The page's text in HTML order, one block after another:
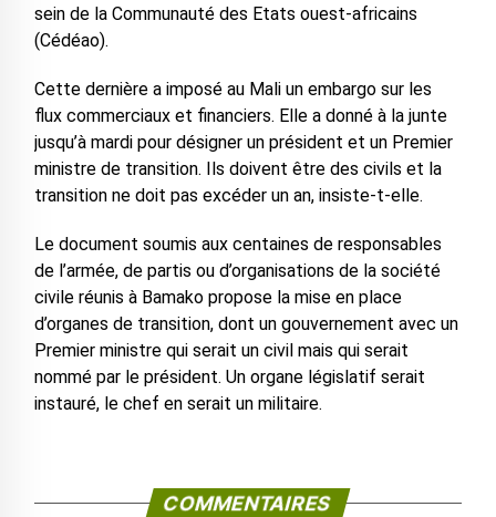
sein de la Communauté des Etats ouest-africains
(Cédéao).
Cette dernière a imposé au Mali un embargo sur les
flux commerciaux et financiers. Elle a donné à la junte
jusqu’à mardi pour désigner un président et un Premier
ministre de transition. Ils doivent être des civils et la
transition ne doit pas excéder un an, insiste-t-elle.
Le document soumis aux centaines de responsables
de l’armée, de partis ou d’organisations de la société
civile réunis à Bamako propose la mise en place
d’organes de transition, dont un gouvernement avec un
Premier ministre qui serait un civil mais qui serait
nommé par le président. Un organe législatif serait
instauré, le chef en serait un militaire.
COMMENTAIRES